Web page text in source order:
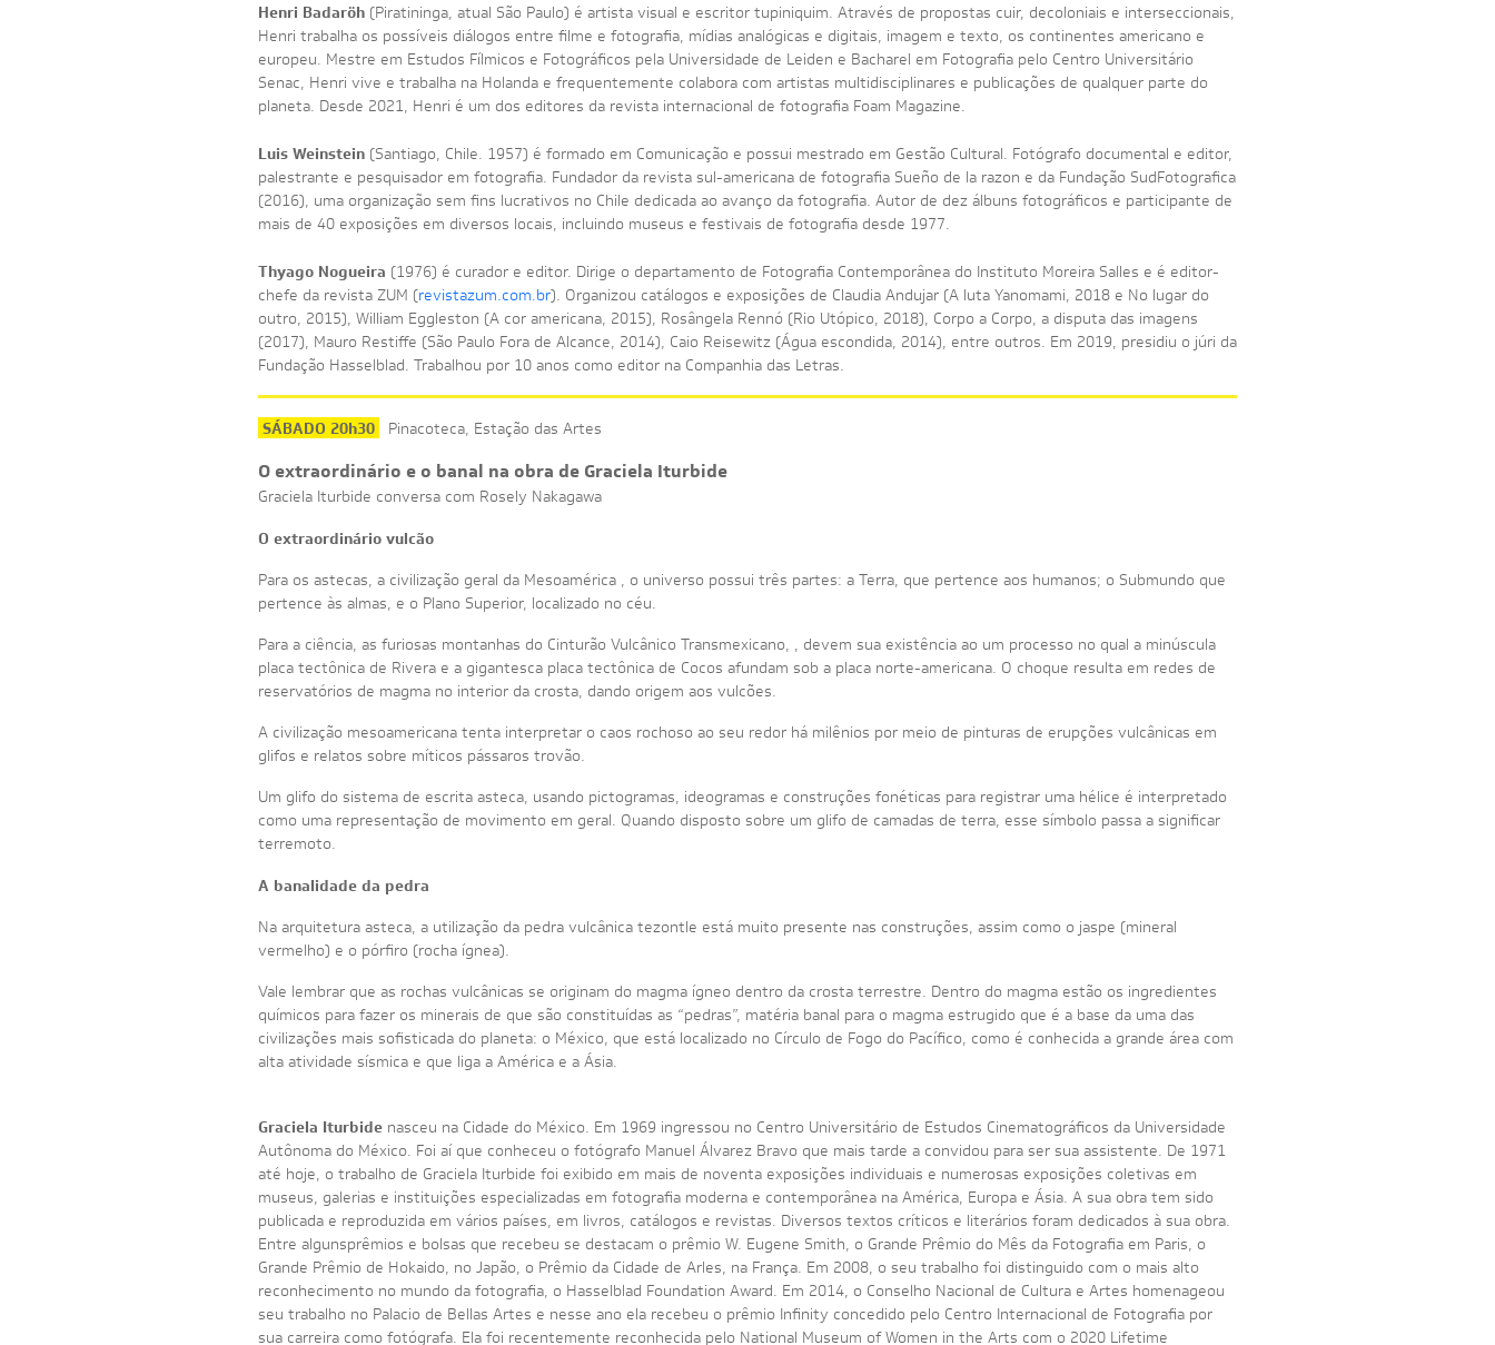
Henri Badaröh (Piratininga, atual São Paulo) é artista visual e escritor tupiniquim. Através de propostas cuir, decoloniais e interseccionais,
Henri trabalha os possíveis diálogos entre filme e fotografia, mídias analógicas e digitais, imagem e texto, os continentes americano e
europeu. Mestre em Estudos Fílmicos e Fotográficos pela Universidade de Leiden e Bacharel em Fotografia pelo Centro Universitário
Senac, Henri vive e trabalha na Holanda e frequentemente colabora com artistas multidisciplinares e publicações de qualquer parte do
planeta. Desde 2021, Henri é um dos editores da revista internacional de fotografia Foam Magazine.
Luis Weinstein (Santiago, Chile. 1957) é formado em Comunicação e possui mestrado em Gestão Cultural. Fotógrafo documental e editor,
palestrante e pesquisador em fotografia. Fundador da revista sul-americana de fotografia Sueño de la razon e da Fundação SudFotografica
(2016), uma organização sem fins lucrativos no Chile dedicada ao avanço da fotografia. Autor de dez álbuns fotográficos e participante de
mais de 40 exposições em diversos locais, incluindo museus e festivais de fotografia desde 1977.
Thyago Nogueira (1976) é curador e editor. Dirige o departamento de Fotografia Contemporânea do Instituto Moreira Salles e é editor-
chefe da revista ZUM (revistazum.com.br). Organizou catálogos e exposições de Claudia Andujar (A luta Yanomami, 2018 e No lugar do
outro, 2015), William Eggleston (A cor americana, 2015), Rosângela Rennó (Rio Utópico, 2018), Corpo a Corpo, a disputa das imagens
(2017), Mauro Restiffe (São Paulo Fora de Alcance, 2014), Caio Reisewitz (Água escondida, 2014), entre outros. Em 2019, presidiu o júri da
Fundação Hasselblad. Trabalhou por 10 anos como editor na Companhia das Letras.
SÁBADO 20h30 Pinacoteca, Estação das Artes
O extraordinário e o banal na obra de Graciela Iturbide
Graciela Iturbide conversa com Rosely Nakagawa
O extraordinário vulcão
Para os astecas, a civilização geral da Mesoamérica , o universo possui três partes: a Terra, que pertence aos humanos; o Submundo que
pertence às almas, e o Plano Superior, localizado no céu.
Para a ciência, as furiosas montanhas do Cinturão Vulcânico Transmexicano, , devem sua existência ao um processo no qual a minúscula
placa tectônica de Rivera e a gigantesca placa tectônica de Cocos afundam sob a placa norte-americana. O choque resulta em redes de
reservatórios de magma no interior da crosta, dando origem aos vulcões.
A civilização mesoamericana tenta interpretar o caos rochoso ao seu redor há milênios por meio de pinturas de erupções vulcânicas em
glifos e relatos sobre míticos pássaros trovão.
Um glifo do sistema de escrita asteca, usando pictogramas, ideogramas e construções fonéticas para registrar uma hélice é interpretado
como uma representação de movimento em geral. Quando disposto sobre um glifo de camadas de terra, esse símbolo passa a significar
terremoto.
A banalidade da pedra
Na arquitetura asteca, a utilização da pedra vulcânica tezontle está muito presente nas construções, assim como o jaspe (mineral
vermelho) e o pórfiro (rocha ígnea).
Vale lembrar que as rochas vulcânicas se originam do magma ígneo dentro da crosta terrestre. Dentro do magma estão os ingredientes
químicos para fazer os minerais de que são constituídas as “pedras”, matéria banal para o magma estrugido que é a base da uma das
civilizações mais sofisticada do planeta: o México, que está localizado no Círculo de Fogo do Pacífico, como é conhecida a grande área com
alta atividade sísmica e que liga a América e a Ásia.
Graciela Iturbide nasceu na Cidade do México. Em 1969 ingressou no Centro Universitário de Estudos Cinematográficos da Universidade
Autônoma do México. Foi aí que conheceu o fotógrafo Manuel Álvarez Bravo que mais tarde a convidou para ser sua assistente. De 1971
até hoje, o trabalho de Graciela Iturbide foi exibido em mais de noventa exposições individuais e numerosas exposições coletivas em
museus, galerias e instituições especializadas em fotografia moderna e contemporânea na América, Europa e Ásia. A sua obra tem sido
publicada e reproduzida em vários países, em livros, catálogos e revistas. Diversos textos críticos e literários foram dedicados à sua obra.
Entre algunsprêmios e bolsas que recebeu se destacam o prêmio W. Eugene Smith, o Grande Prêmio do Mês da Fotografia em Paris, o
Grande Prêmio de Hokaido, no Japão, o Prêmio da Cidade de Arles, na França. Em 2008, o seu trabalho foi distinguido com o mais alto
reconhecimento no mundo da fotografia, o Hasselblad Foundation Award. Em 2014, o Conselho Nacional de Cultura e Artes homenageou
seu trabalho no Palacio de Bellas Artes e nesse ano ela recebeu o prêmio Infinity concedido pelo Centro Internacional de Fotografia por
sua carreira como fotógrafa. Ela foi recentemente reconhecida pelo National Museum of Women in the Arts com o 2020 Lifetime